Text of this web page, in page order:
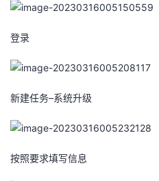
登录
新建任务–系统升级
按照要求填写信息